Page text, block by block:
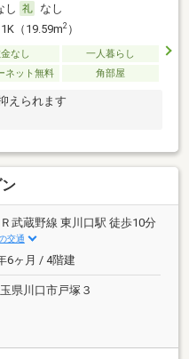
し
なし
（19.59m2）
なし
一人暮らし
ネット無料 角部屋
えられます
Ｒ武蔵野線 東川口駅 徒歩10分
交通
6ヶ月 / 4階建
県川口市戸塚３